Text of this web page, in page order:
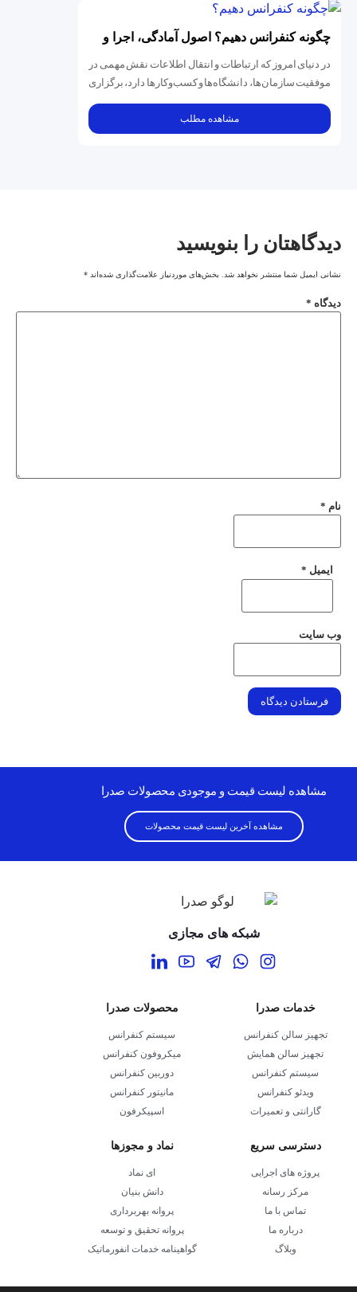
چگونه کنفرانس دهیم؟ اصول آمادگی، اجرا و
استفاده از تجهیزات حرفه‌ای
در دنیای امروز که ارتباطات و انتقال اطلاعات نقش مهمی در
موفقیت سازمان‌ها، دانشگاه‌ها و کسب‌وکارها دارد، برگزاری
یک کنفرانس...
مشاهده مطلب
دیدگاهتان را بنویسید
نشانی ایمیل شما منتشر نخواهد شد. بخش‌های موردنیاز علامت‌گذاری شده‌اند *
دیدگاه *
نام *
ایمیل *
وب‌ سایت
مشاهده لیست قیمت و موجودی محصولات صدرا
مشاهده آخرین لیست قیمت محصولات
شبکه های مجازی
خدمات صدرا
تجهیز سالن کنفرانس
تجهیز سالن همایش
سیستم کنفرانس
ویدئو کنفرانس
گارانتی و تعمیرات
محصولات صدرا
سیستم کنفرانس
میکروفون کنفرانس
دوربین کنفرانس
مانیتور کنفرانس
اسپیکرفون
دسترسی سریع
پروژه های اجرایی
مرکز رسانه
تماس با ما
درباره ما
وبلاگ
نماد و مجوزها
ای نماد
دانش بنیان
پروانه بهربرداری
پروانه تحقیق و توسعه
گواهینامه خدمات انفورماتیک